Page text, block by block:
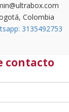
Colombia
3135492753
contacto